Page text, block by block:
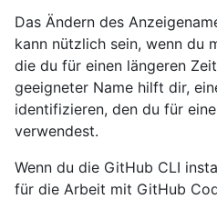
Das Ändern des
kann nützlich sein, wenn du
die du für einen längeren
geeigneter Name hilft dir,
identifizieren, den du für
verwendest.
Wenn du die GitHub CLI
für die Arbeit mit GitHub